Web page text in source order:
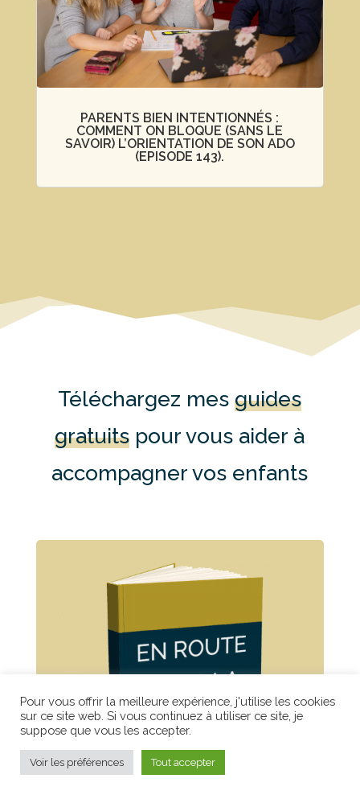
PARENTS BIEN INTENTIONNÉS :
COMMENT ON BLOQUE (SANS LE
SAVOIR) L’ORIENTATION DE SON ADO
(EPISODE 143).
Téléchargez mesguides
gratuits pour vous aider à
accompagner vos enfants
Pour vous offrir la meilleure expérience, j'utilise les cookies
sur ce site web. Si vous continuez à utiliser ce site, je
suppose que vous les accepter.
Voir les préférences Tout accepter